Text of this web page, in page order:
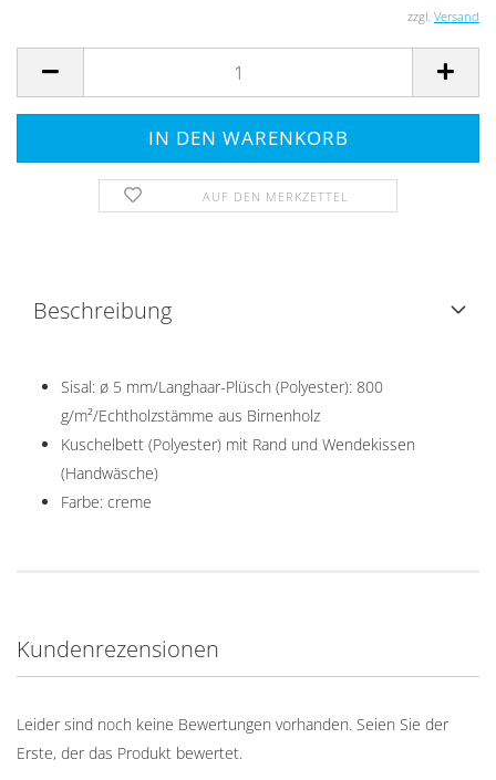
zzgl. Versand
AUF DEN MERKZETTEL
Beschreibung
Sisal: ø 5 mm/Langhaar-Plüsch (Polyester): 800
g/m²/Echtholzstämme aus Birnenholz
Kuschelbett (Polyester) mit Rand und Wendekissen
(Handwäsche)
Farbe: creme
Kundenrezensionen
Leider sind noch keine Bewertungen vorhanden. Seien Sie der
Erste, der das Produkt bewertet.